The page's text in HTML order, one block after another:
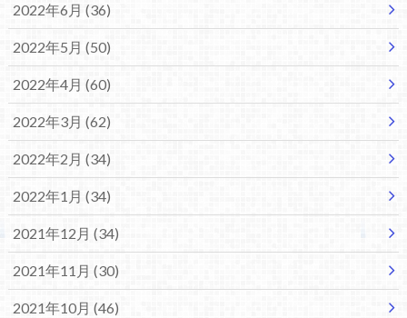
2022年6月 (36)
2022年5月 (50)
2022年4月 (60)
2022年3月 (62)
2022年2月 (34)
2022年1月 (34)
2021年12月 (34)
2021年11月 (30)
2021年10月 (46)